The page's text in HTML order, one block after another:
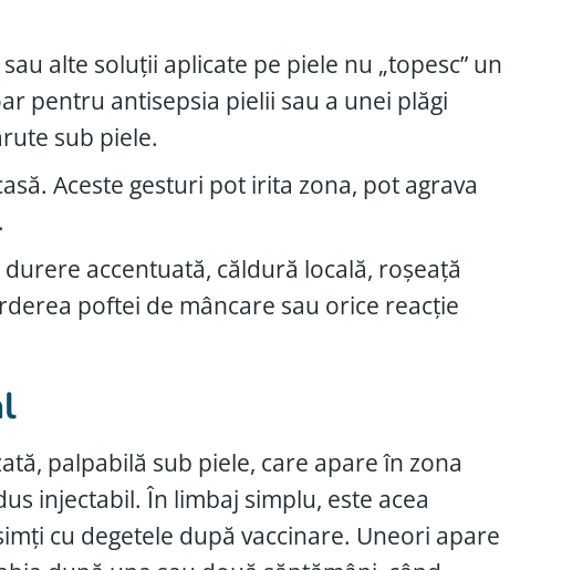
alte soluții aplicate pe piele nu „topesc” un
pentru antisepsia pielii sau a unei plăgi
sub piele.
Aceste gesturi pot irita zona, pot agrava
accentuată, căldură locală, roșeață
poftei de mâncare sau orice reacție
palpabilă sub piele, care apare în zona
injectabil. În limbaj simplu, este acea
cu degetele după vaccinare. Uneori apare